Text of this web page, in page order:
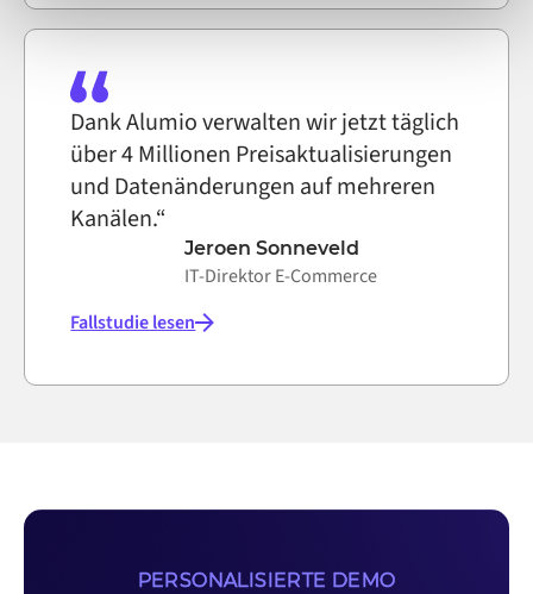
Dank Alumio verwalten wir jetzt täglich
über 4 Millionen Preisaktualisierungen
und Datenänderungen auf mehreren
Kanälen.“
Jeroen Sonneveld
IT-Direktor E-Commerce
Fallstudie lesen
PERSONALISIERTE DEMO